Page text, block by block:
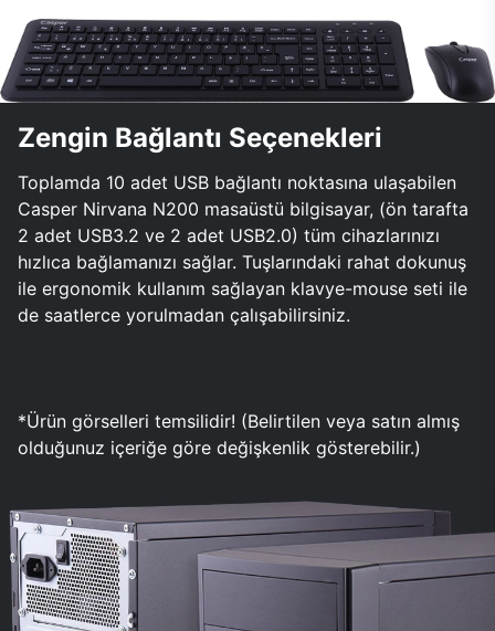
Zengin Bağlantı Seçenekleri
Toplamda 10 adet USB bağlantı noktasına ulaşabilen
Casper Nirvana N200 masaüstü bilgisayar, (ön tarafta
2 adet USB3.2 ve 2 adet USB2.0) tüm cihazlarınızı
hızlıca bağlamanızı sağlar. Tuşlarındaki rahat dokunuş
ile ergonomik kullanım sağlayan klavye-mouse seti ile
de saatlerce yorulmadan çalışabilirsiniz.
*Ürün görselleri temsilidir! (Belirtilen veya satın almış
olduğunuz içeriğe göre değişkenlik gösterebilir.)